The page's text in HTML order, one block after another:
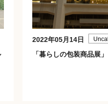
2022年05月14日
「暮らしの包装商品展」